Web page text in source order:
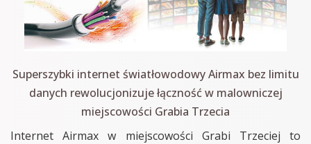
Superszybki internet światłowodowy Airmax bez limitu
danych rewolucjonizuje łączność w malowniczej
miejscowości Grabia Trzecia
Internet Airmax w miejscowości Grabi Trzeciej to